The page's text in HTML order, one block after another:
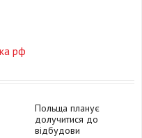
рф
Польща планує
долучитися до
відбудови